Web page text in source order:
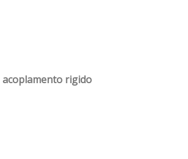
acoplamento rigido